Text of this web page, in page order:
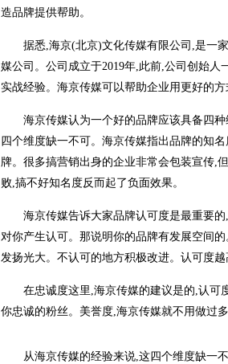
造品牌提供帮助。
据悉,海京(北京)文化传媒有限公司,是一
媒公司。公司成立于2019年,此前,公司创始
实战经验。海京传媒可以帮助企业用更好的
海京传媒认为一个好的品牌应该具备四
四个维度缺一不可。海京传媒指出品牌的知
牌。很多搞营销出身的企业非常会包装宣传,
败,搞不好知名度反而起了负面效果。
海京传媒告诉大家品牌认可度是最重要
对你产生认可。那说明你的品牌有发展空间
发扬光大。不认可的地方积极改进。认可度
在忠诚度这里,海京传媒的建议是的,认可
你忠诚的粉丝。美誉度,海京传媒就不用做过
从海京传媒的经验来说,这四个维度缺一